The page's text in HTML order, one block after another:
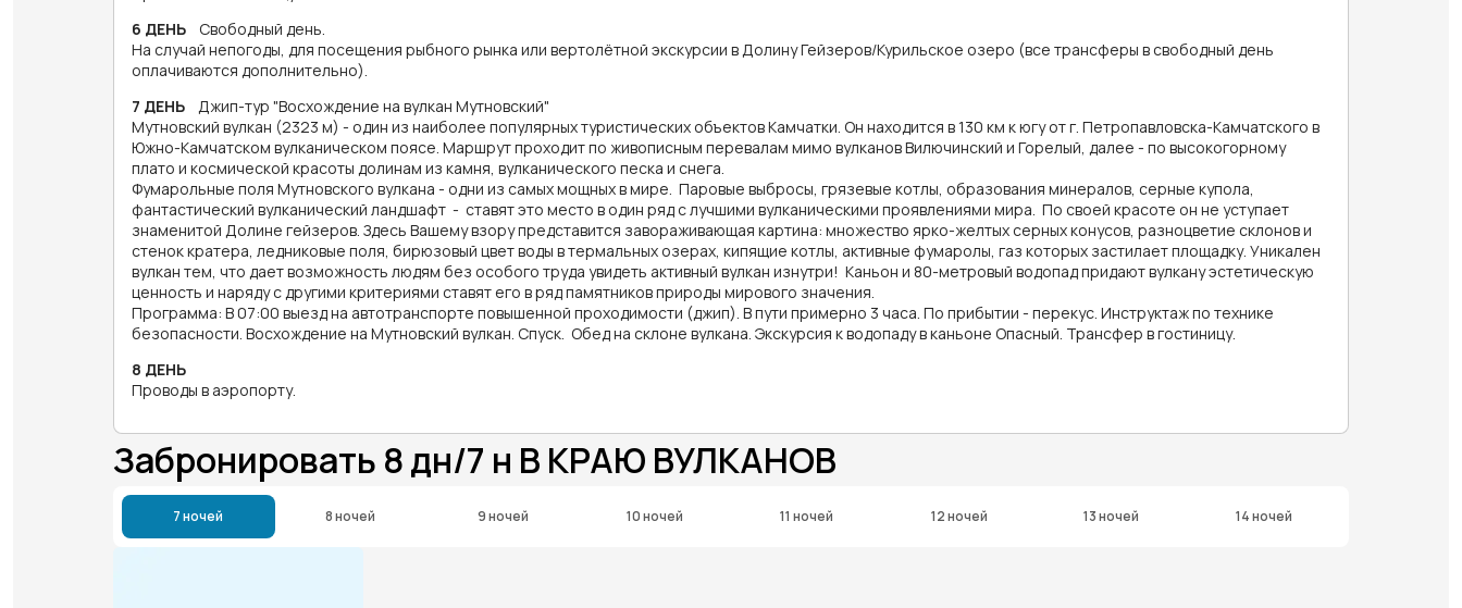
6 ДЕНЬ Свободный день.
На случай непогоды, для посещения рыбного рынка или вертолётной экскурсии в Долину Гейзеров/Курильское озеро (все трансферы в свободный день
оплачиваются дополнительно).
7 ДЕНЬ Джип-тур "Восхождение на вулкан Мутновский"
Мутновский вулкан (2323 м) - один из наиболее популярных туристических объектов Камчатки. Он находится в 130 км к югу от г. Петропавловска-Камчатского в
Южно-Камчатском вулканическом поясе. Маршрут проходит по живописным перевалам мимо вулканов Вилючинский и Горелый, далее - по высокогорному
плато и космической красоты долинам из камня, вулканического песка и снега.
Фумарольные поля Мутновского вулкана - одни из самых мощных в мире. Паровые выбросы, грязевые котлы, образования минералов, серные купола,
фантастический вулканический ландшафт - ставят это место в один ряд с лучшими вулканическими проявлениями мира. По своей красоте он не уступает
знаменитой Долине гейзеров. Здесь Вашему взору представится завораживающая картина: множество ярко-желтых серных конусов, разноцветие склонов и
стенок кратера, ледниковые поля, бирюзовый цвет воды в термальных озерах, кипящие котлы, активные фумаролы, газ которых застилает площадку. Уникален
вулкан тем, что дает возможность людям без особого труда увидеть активный вулкан изнутри! Каньон и 80-метровый водопад придают вулкану эстетическую
ценность и наряду с другими критериями ставят его в ряд памятников природы мирового значения.
Программа: В 07:00 выезд на автотранспорте повышенной проходимости (джип). В пути примерно 3 часа. По прибытии - перекус. Инструктаж по технике
безопасности. Восхождение на Мутновский вулкан. Спуск. Обед на склоне вулкана. Экскурсия к водопаду в каньоне Опасный. Трансфер в гостиницу.
8 ДЕНЬ
Проводы в аэропорту.
Забронировать 8 дн/7 н В КРАЮ ВУЛКАНОВ
7 ночей 8 ночей 9 ночей 10 ночей 11 ночей 12 ночей 13 ночей 14 ночей